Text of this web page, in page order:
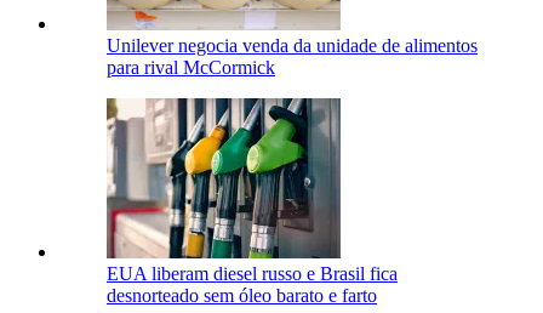
Unilever negocia venda da unidade de alimentos
para rival McCormick
EUA liberam diesel russo e Brasil fica
desnorteado sem óleo barato e farto